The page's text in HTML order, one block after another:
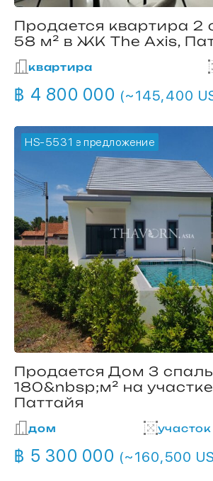
Продается квартира 2
58 м² в ЖК The Axis,
квартира
฿ 4 800 000 (~145,400
HS-5531
🔥 горячее предложение
Продается Дом 3
180&nbsp;м² на
Паттайя
дом
฿ 5 300 000 (~160,500